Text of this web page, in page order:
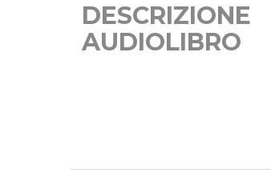
DESCRIZIONE
AUDIOLIBRO